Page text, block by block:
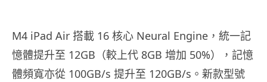
M4 iPad Air 搭載 16 核心 Neural Engine，統一記
憶體提升至 12GB（較上代 8GB 增加 50%），記憶
體頻寬亦從 100GB/s 提升至 120GB/s。新款型號